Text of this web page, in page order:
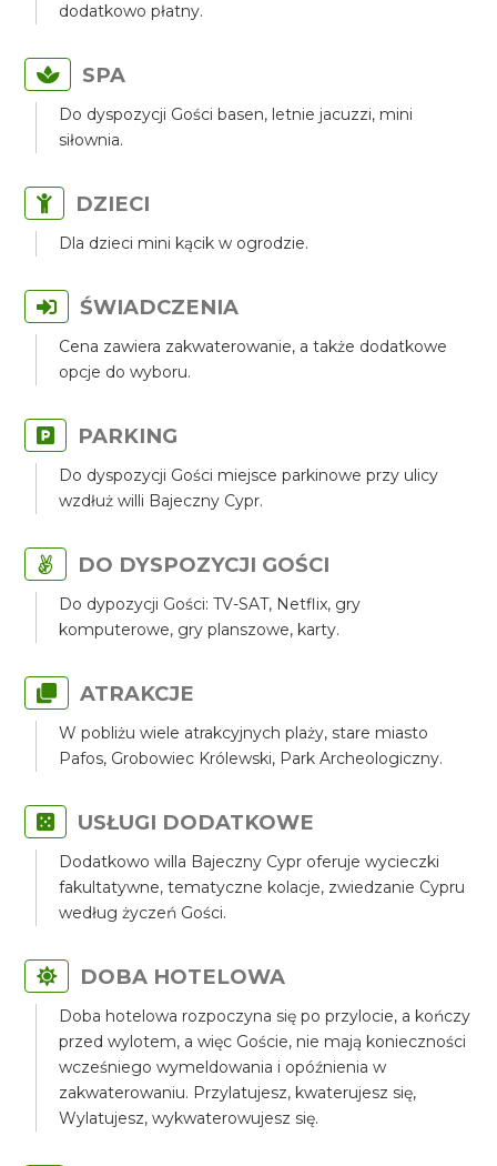
dodatkowo płatny.
SPA
Do dyspozycji Gości basen, letnie jacuzzi, mini
siłownia.
DZIECI
Dla dzieci mini kącik w ogrodzie.
ŚWIADCZENIA
Cena zawiera zakwaterowanie, a także dodatkowe
opcje do wyboru.
PARKING
Do dyspozycji Gości miejsce parkinowe przy ulicy
wzdłuż willi Bajeczny Cypr.
DO DYSPOZYCJI GOŚCI
Do dypozycji Gości: TV-SAT, Netflix, gry
komputerowe, gry planszowe, karty.
ATRAKCJE
W pobliżu wiele atrakcyjnych plaży, stare miasto
Pafos, Grobowiec Królewski, Park Archeologiczny.
USŁUGI DODATKOWE
Dodatkowo willa Bajeczny Cypr oferuje wycieczki
fakultatywne, tematyczne kolacje, zwiedzanie Cypru
według życzeń Gości.
DOBA HOTELOWA
Doba hotelowa rozpoczyna się po przylocie, a kończy
przed wylotem, a więc Goście, nie mają konieczności
wcześniego wymeldowania i opóźnienia w
zakwaterowaniu. Przylatujesz, kwaterujesz się,
Wylatujesz, wykwaterowujesz się.